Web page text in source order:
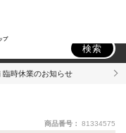
プ
検索
臨時休業のお知らせ
商品番号： 81334575